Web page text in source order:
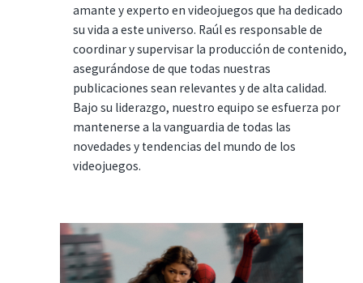
amante y experto en videojuegos que ha dedicado
su vida a este universo. Raúl es responsable de
coordinar y supervisar la producción de contenido,
asegurándose de que todas nuestras
publicaciones sean relevantes y de alta calidad.
Bajo su liderazgo, nuestro equipo se esfuerza por
mantenerse a la vanguardia de todas las
novedades y tendencias del mundo de los
videojuegos.